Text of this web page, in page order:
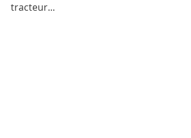
tracteur...